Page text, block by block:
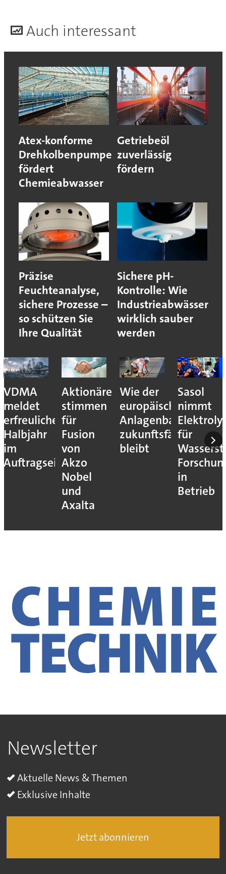
Auch interessant
Atex-konforme
Drehkolbenpumpe
fördert
Chemieabwasser
Getriebeöl
zuverlässig
fördern
Präzise
Feuchteanalyse,
sichere Prozesse –
so schützen Sie
Ihre Qualität
Sichere pH-
Kontrolle: Wie
Industrieabwässer
wirklich sauber
werden
VDMA
meldet
erfreuliches
Halbjahr
im
Auftragseingang
Aktionäre
stimmen
für
Fusion
von
Akzo
Nobel
und
Axalta
Wie der
europäische
Anlagenbau
zukunftsfähig
bleibt
Sasol
nimmt
für
in
Betrieb
Newsletter
Aktuelle News & Themen
Exklusive Inhalte
Jetzt abonnieren